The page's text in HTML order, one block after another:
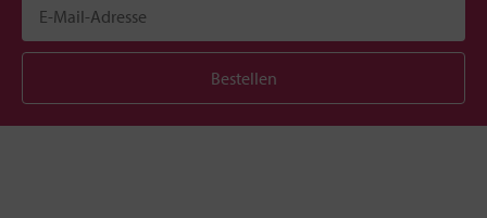
Bestellen